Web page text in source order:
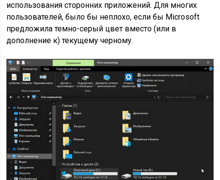
использования сторонних приложений. Для многих
пользователей, было бы неплохо, если бы Microsoft
предложила темно-серый цвет вместо (или в
дополнение к) текущему черному.